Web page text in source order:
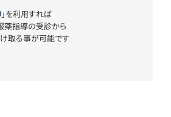
を利用すれば
薬指導の受診から
取る事が可能です